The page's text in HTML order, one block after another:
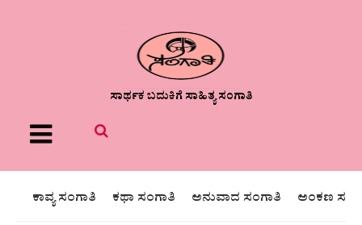
ಸಾರ್ಥಕ ಬದುಕಿಗೆ ಸಾಹಿತ್ಯ ಸಂಗಾತಿ
Menu
ಕಾವ್ಯ ಸಂಗಾತಿ ಕಥಾ ಸಂಗಾತಿ ಅನುವಾದ ಸಂಗಾತಿ ಅಂಕಣ